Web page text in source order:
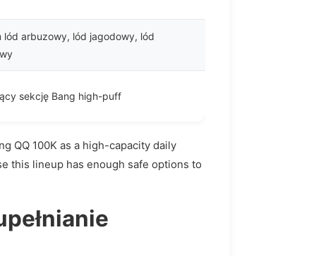
arbuzowy, lód jagodowy, lód
sekcję Bang high-puff
QQ 100K as a high-capacity daily
this lineup has enough safe options to